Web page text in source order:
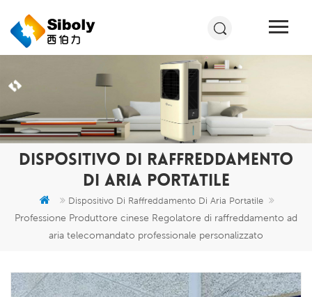
DISPOSITIVO DI RAFFREDDAMENTO
DI ARIA PORTATILE
Dispositivo Di Raffreddamento Di Aria Portatile
Professione Produttore cinese Regolatore di raffreddamento ad
aria telecomandato professionale personalizzato